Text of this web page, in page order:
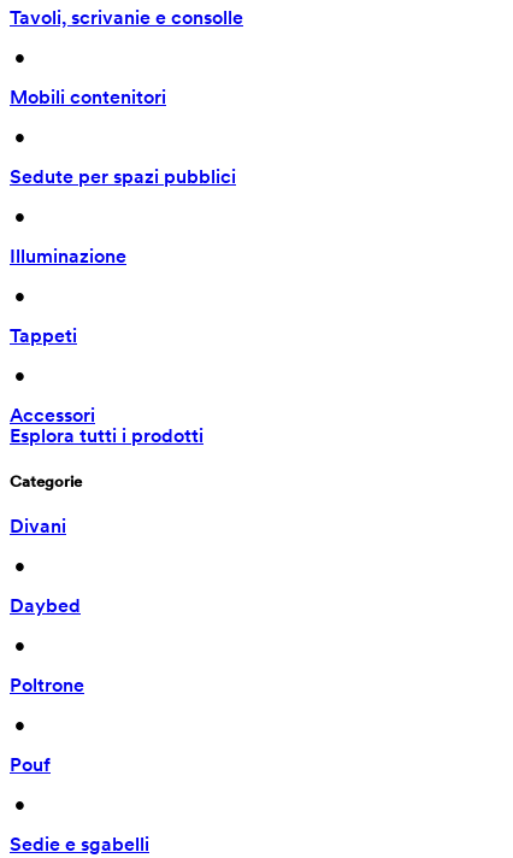
Tavoli, scrivanie e consolle
•
Mobili contenitori
•
Sedute per spazi pubblici
•
Illuminazione
•
Tappeti
•
Accessori
Esplora tutti i prodotti
Categorie
Divani
•
Daybed
•
Poltrone
•
Pouf
•
Sedie e sgabelli